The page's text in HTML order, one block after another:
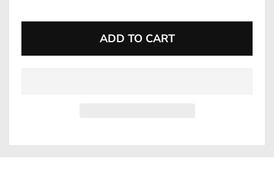
en.products.product.regular_price
ADD TO CART